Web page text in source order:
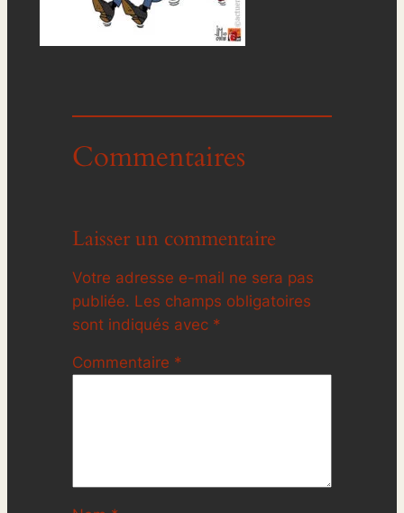
Commentaires
Laisser un commentaire
Votre adresse e-mail ne sera pas
publiée. Les champs obligatoires
sont indiqués avec *
Commentaire *